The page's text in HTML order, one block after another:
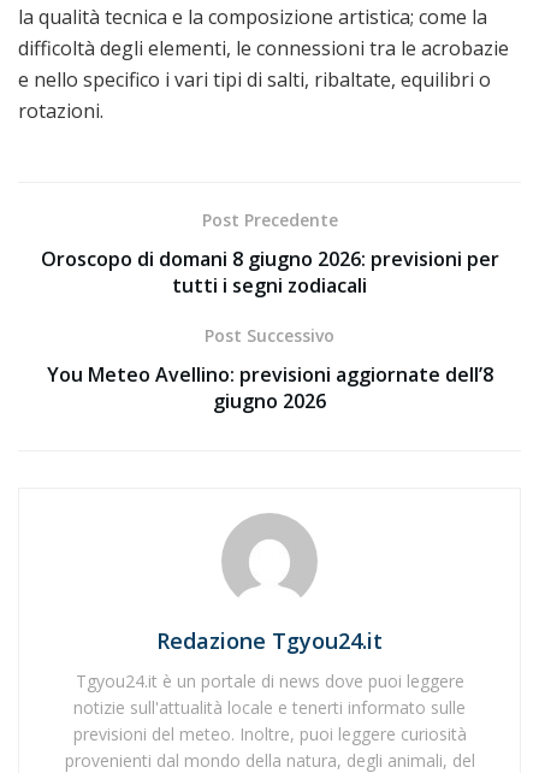
la qualità tecnica e la composizione artistica; come la
difficoltà degli elementi, le connessioni tra le acrobazie
e nello specifico i vari tipi di salti, ribaltate, equilibri o
rotazioni.
Post Precedente
Oroscopo di domani 8 giugno 2026: previsioni per
tutti i segni zodiacali
Post Successivo
You Meteo Avellino: previsioni aggiornate dell’8
giugno 2026
Redazione Tgyou24.it
Tgyou24.it è un portale di news dove puoi leggere
notizie sull'attualità locale e tenerti informato sulle
previsioni del meteo. Inoltre, puoi leggere curiosità
provenienti dal mondo della natura, degli animali, del